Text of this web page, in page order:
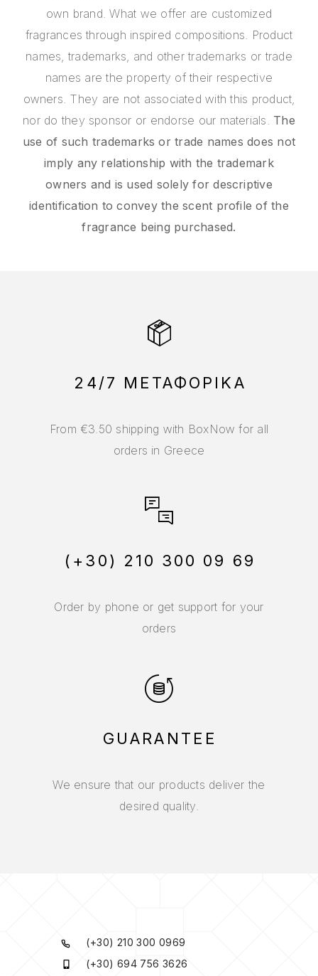
own brand. What we offer are customized
fragrances through inspired compositions. Product
names, trademarks, and other trademarks or trade
names are the property of their respective
owners. They are not associated with this product,
nor do they sponsor or endorse our materials. The
use of such trademarks or trade names does not
imply any relationship with the trademark
owners and is used solely for descriptive
identification to convey the scent profile of the
fragrance being purchased.
24/7 ΜΕΤΑΦΟΡΙΚΑ
From €3.50 shipping with BoxNow for all
orders in Greece
(+30) 210 300 09 69
Order by phone or get support for your
orders
GUARANTEE
We ensure that our products deliver the
desired quality.
(+30) 210 300 0969
(+30) 694 756 3626